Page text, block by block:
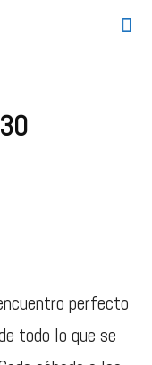
perfecto
todo lo que se